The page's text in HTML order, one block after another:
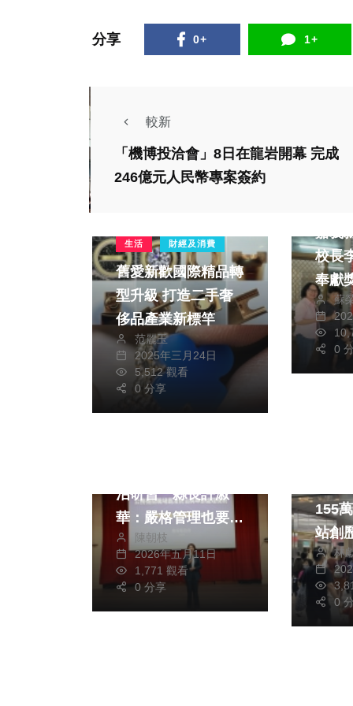
分享 0+ 1+
較新
「機博投洽會」8日在龍岩開幕 完成
246億元人民幣專案簽約
生活 財經及消費
舊愛新歡國際精品轉
型升級 打造二手奢
侈品產業新標竿
范麗玉
2025年三月24日
5,512 觀看
0 分享
嘉義
校長
奉獻
蘇
0
治研習 縣長許淑
華：嚴格管理也要柔
軟溝通
陳朝枝
2026年五月11日
1,771 觀看
0 分享
155萬人
站創
林
0